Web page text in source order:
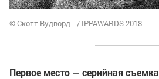
© Скотт Вудворд / IPPAWARDS 2018
Первое место — серийная съемка